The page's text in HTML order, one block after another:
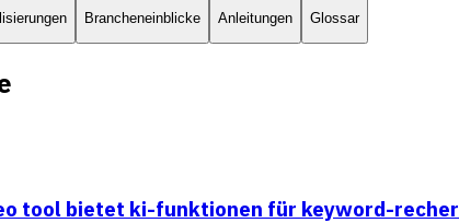
Brancheneinblicke Anleitungen Glossar
tool bietet ki-funktionen für keyword-